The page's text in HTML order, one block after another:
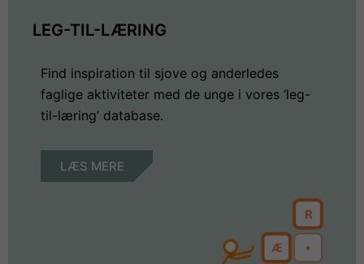
LEG-TIL-LÆRING
Find inspiration til sjove og anderledes
faglige aktiviteter med de unge i vores ‘leg-
til-læring’ database.
LÆS MERE